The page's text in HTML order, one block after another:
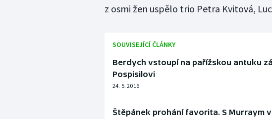
z osmi žen uspělo trio Petra Kvitová,
SOUVISEJÍCÍ ČLÁNKY
Berdych vstoupí na pařížskou antuku
Pospisilovi
24. 5. 2016
Štěpánek prohání favorita. S Murraym